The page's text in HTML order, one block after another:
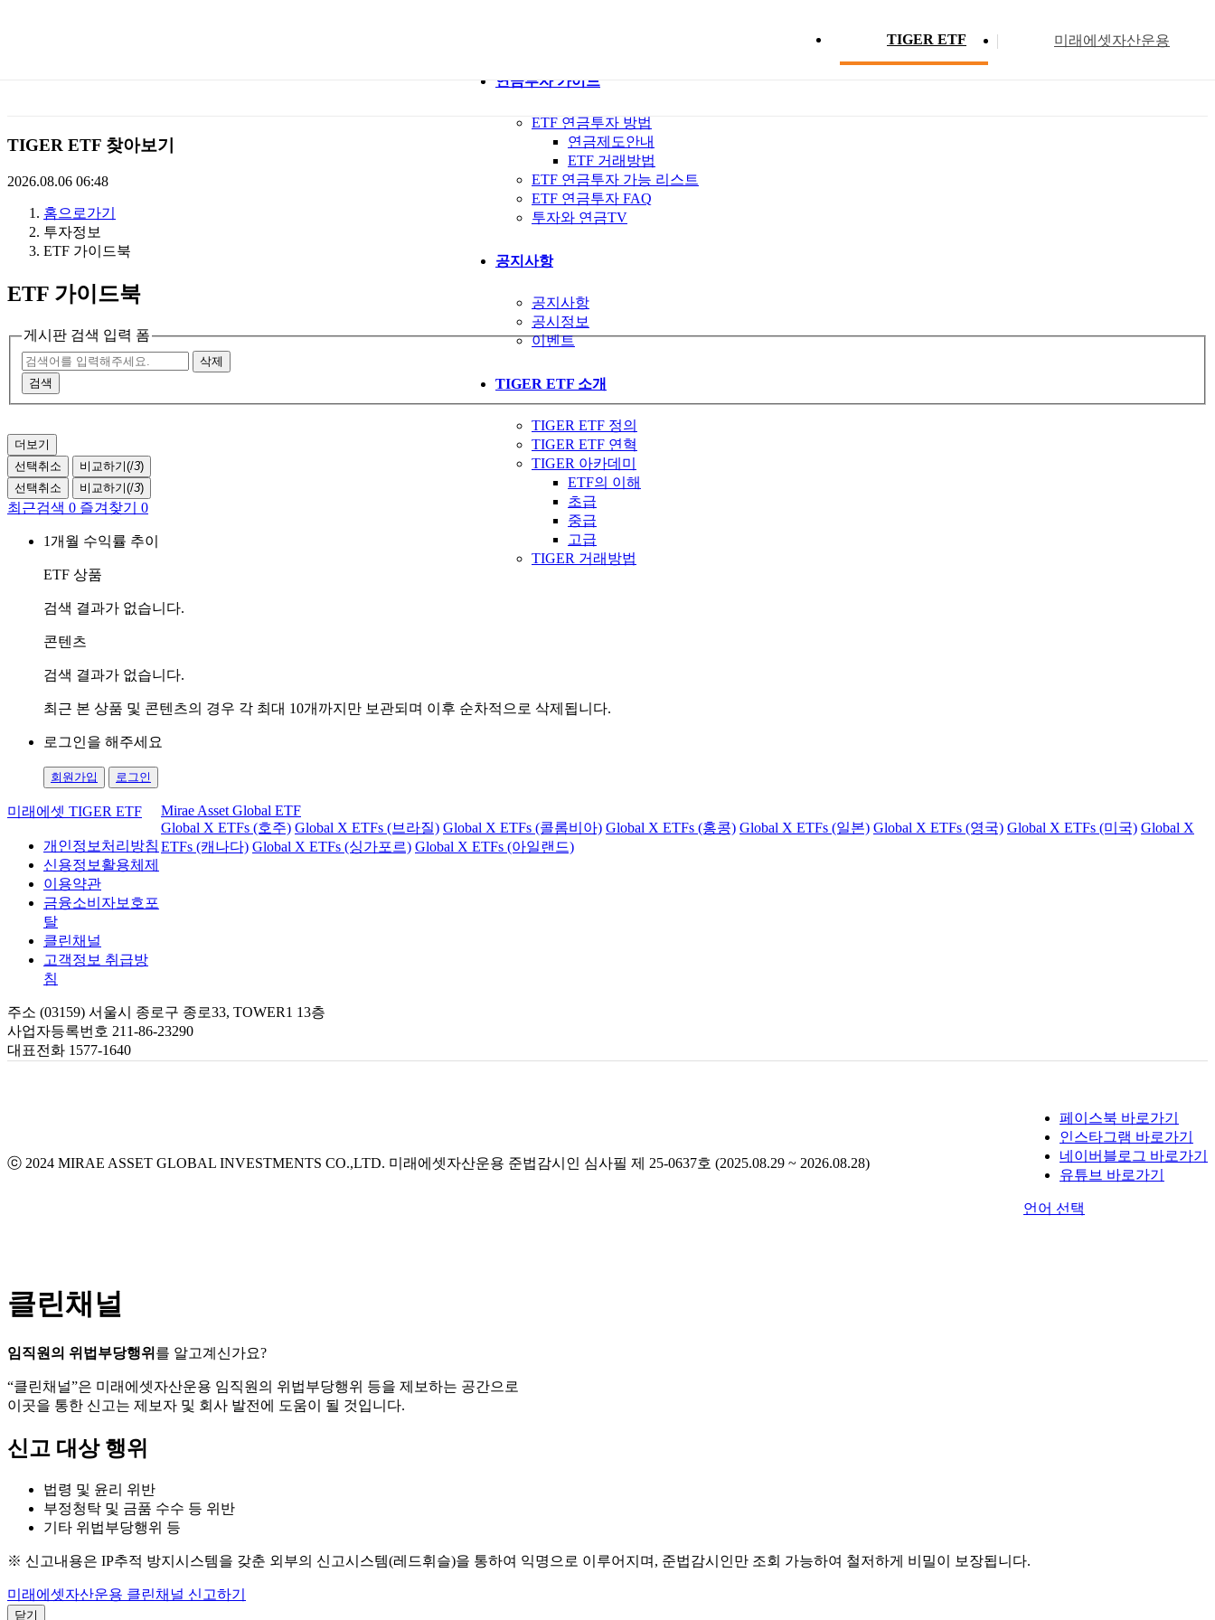
TIGER ETF 미래에셋자산운용
에
셋
TIGERETF
연금투자 가이드
ETF 연금투자 방법
연금제도안내
ETF 거래방법
ETF 연금투자 가능 리스트
ETF 연금투자 FAQ
투자와 연금TV
공지사항
공지사항
공시정보
이벤트
TIGER ETF 소개
TIGER ETF 정의
TIGER ETF 연혁
TIGER 아카데미
ETF의 이해
초급
중급
고급
TIGER 거래방법
ETF 분배금 현황
TIGER ETF 찾아보기
2026.08.06 06:48
홈으로가기
투자정보
ETF 가이드북
ETF 가이드북
게시판 검색 입력 폼
삭제
검색
더보기
선택취소
비교하기(/3)
선택취소
비교하기(/3)
최근검색 0 즐겨찾기 0
1개월 수익률 추이
ETF 상품
검색 결과가 없습니다.
콘텐츠
검색 결과가 없습니다.
최근 본 상품 및 콘텐츠의 경우 각 최대 10개까지만 보관되며 이후 순차적으로 삭제됩니다.
로그인을 해주세요
회원가입 로그인
미래에셋 TIGER ETF
개인정보처리방침
신용정보활용체제
이용약관
금융소비자보호포
탈
클린채널
고객정보 취급방
침
Mirae Asset Global ETF
Global X ETFs (호주) Global X ETFs (브라질) Global X ETFs (콜롬비아) Global X ETFs (홍콩) Global X ETFs (일본) Global X ETFs (영국) Global X ETFs (미국) Global X
ETFs (캐나다) Global X ETFs (싱가포르) Global X ETFs (아일랜드)
주소 (03159) 서울시 종로구 종로33, TOWER1 13층
사업자등록번호 211-86-23290
대표전화 1577-1640
ⓒ 2024 MIRAE ASSET GLOBAL INVESTMENTS CO.,LTD. 미래에셋자산운용 준법감시인 심사필 제 25-0637호 (2025.08.29 ~ 2026.08.28)
페이스북 바로가기
인스타그램 바로가기
네이버블로그 바로가기
유튜브 바로가기
언어 선택
클린채널
임직원의 위법부당행위 를 알고계신가요?
“클린채널”은 미래에셋자산운용 임직원의 위법부당행위 등을 제보하는 공간으로
이곳을 통한 신고는 제보자 및 회사 발전에 도움이 될 것입니다.
신고 대상 행위
법령 및 윤리 위반
부정청탁 및 금품 수수 등 위반
기타 위법부당행위 등
※ 신고내용은 IP추적 방지시스템을 갖춘 외부의 신고시스템(레드휘슬)을 통하여 익명으로 이루어지며, 준법감시인만 조회 가능하여 철저하게 비밀이 보장됩니다.
미래에셋자산운용 클린채널 신고하기
닫기